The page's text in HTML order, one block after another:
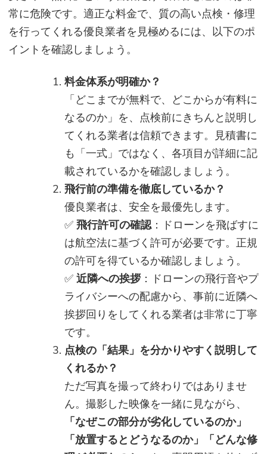
常に危険です。適正な料金で、質の高い点検・修理
を行ってくれる優良業者を見極めるには、以下のポ
イントを確認しましょう。
料金体系が明確か？
「どこまでが無料で、どこからが有料に
なるのか」を、点検前にきちんと説明し
てくれる業者は信頼できます。見積書に
も「一式」ではなく、各項目が詳細に記
載されているかを確認しましょう。
飛行前の準備を徹底しているか？
優良業者は、安全を最優先します。
✅ 飛行許可の確認：ドローンを飛ばすに
は航空法に基づく許可が必要です。正規
の許可を得ているか確認しましょう。
✅ 近隣への挨拶：ドローンの飛行音やプ
ライバシーへの配慮から、事前に近隣へ
挨拶回りをしてくれる業者は非常に丁寧
です。
点検の「結果」を分かりやすく説明して
くれるか？
ただ写真を撮って終わりではありませ
ん。撮影した映像を一緒に見ながら、
「なぜこの部分が劣化しているのか」
「放置するとどうなるのか」「どんな修